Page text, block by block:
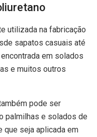
utilizada na fabricação
sapatos casuais até
em solados
e muitos outros
pode ser
palmilhas e solados de
que seja aplicada em